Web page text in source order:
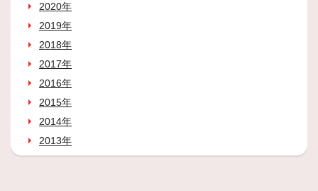
2020年
2019年
2018年
2017年
2016年
2015年
2014年
2013年